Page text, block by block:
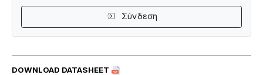
DOWNLOAD DATASHEET
Σύνδεση